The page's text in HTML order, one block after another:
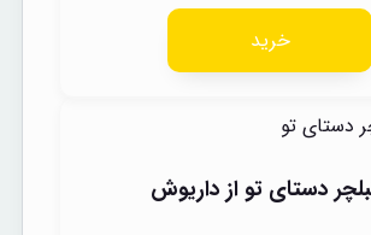
خرید
دستای تو از داریوش